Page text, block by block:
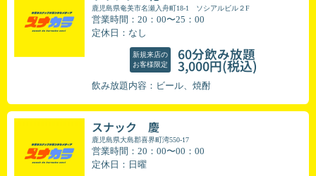
鹿児島県奄美市名瀬入舟町18-1 ソシアルビル２F
営業時間：20：00〜25：00
定休日：なし
新規来店の
お客様限定
60分飲み放題
3,000円(税込)
飲み放題内容：ビール、焼酎
スナック 慶
鹿児島県大島郡喜界町湾550-17
営業時間：20：00〜00：00
定休日：日曜